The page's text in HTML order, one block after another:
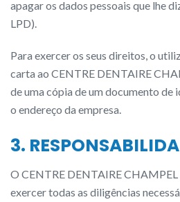
apagar os dados pessoais que lhe
LPD).
Para exercer os seus direitos, o
carta ao CENTRE DENTAIRE
de uma cópia de um documento de
o endereço da empresa.
3.
O CENTRE DENTAIRE
exercer todas as diligências